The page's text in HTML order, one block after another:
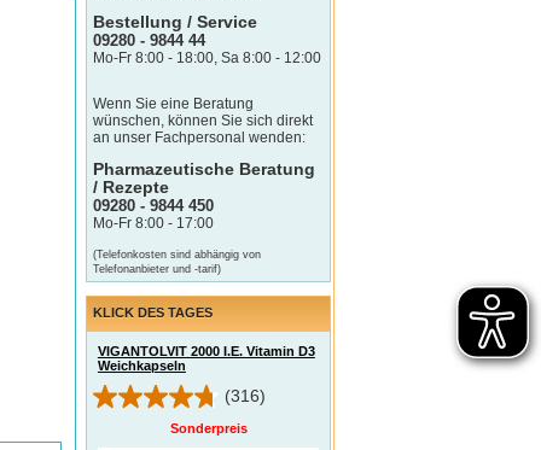
Bestellung / Service
09280 - 9844 44
Mo-Fr 8:00 - 18:00, Sa 8:00 - 12:00
Wenn Sie eine Beratung
wünschen, können Sie sich direkt
an unser Fachpersonal wenden:
Pharmazeutische Beratung
/ Rezepte
09280 - 9844 450
Mo-Fr 8:00 - 17:00
(Telefonkosten sind abhängig von
Telefonanbieter und -tarif)
KLICK DES TAGES
VIGANTOLVIT 2000 I.E. Vitamin D3
Weichkapseln
(316)
Sonderpreis